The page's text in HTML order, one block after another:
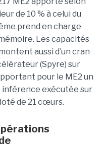
de 10 % à celui du
prend en charge
Les capacités
aussi d’un cran
(Spyre) sur
pour le ME2 un
inférence exécutée sur
de 21 cœurs.